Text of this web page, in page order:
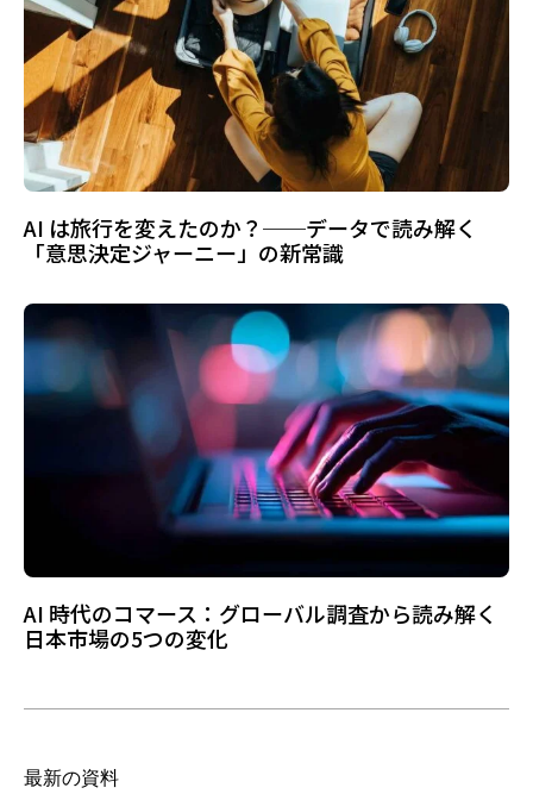
AI は旅行を変えたのか？──データで読み解く
「意思決定ジャーニー」の新常識
AI 時代のコマース：グローバル調査から読み解く
日本市場の5つの変化
最新の資料